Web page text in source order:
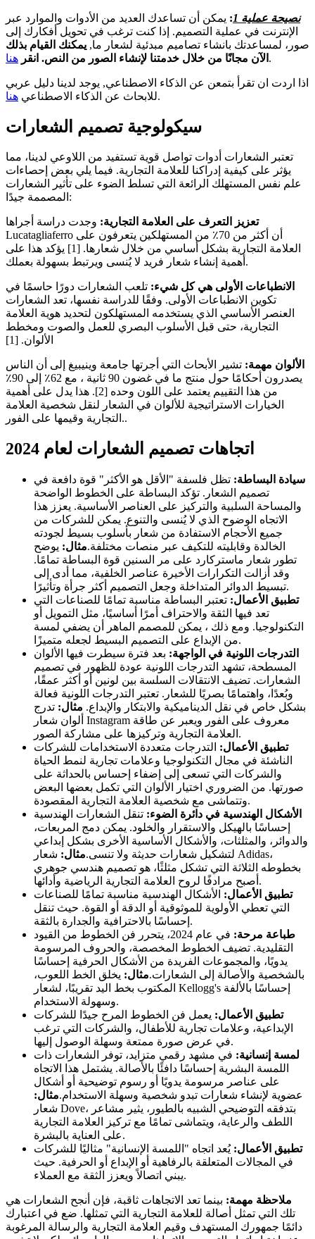
نصيحة عملية 1 : يمكن أن تساعدك العديد من الأدوات والموارد عبر
الإنترنت في عملية التصميم. إذا كنت ترغب في تحويل أفكارك إلى
صور، لمساعدتك بانشاء تصاميم مبدئية لشعار ما, يمكنك القيام بذلك
الآن مجانًا من خلال خدمتنا لإنشاء الصور من النص. انقر هنا .
اذا اردت ان تقرأ بتمعن عن الذكاء الاصطناعي, يوجد لدينا دليل عربي
للابحاث عن الذكاء الاصطناعي هنا .
سيكولوجية تصميم الشعارات
تعتبر الشعارات أدوات تواصل قوية تستفيد من اللاوعي لدينا، مما
يؤثر على كيفية إدراكنا للعلامة التجارية. فيما يلي بعض إحصاءات
علم نفس المستهلك الرائعة التي تسلط الضوء على تأثير الشعارات
المصممة جيدًا:
تعزيز التعرف على العلامة التجارية: وجدت دراسة أجراها
Lucatagliaferro أن أكثر من 70٪ من المستهلكين يتعرفون على
العلامة التجارية بشكل أساسي من خلال شعارها. [1] يؤكد هذا على
أهمية إنشاء شعار فريد لا يُنسى ويرتبط بسهولة بعملك.
الانطباعات الأولى هي كل شيء: تلعب الشعارات دورًا حاسمًا في
تكوين الانطباعات الأولى. وفقًا للدراسة نفسها، تعد الشعارات
العنصر الأساسي الذي يستخدمه المستهلكون لتحديد هوية العلامة
التجارية، حتى قبل الأسلوب البصري للعمل والصوت ومخطط
الألوان. [1]
الألوان مهمة: تشير الأبحاث التي أجرتها جامعة وينيبيغ إلى أن الناس
يصدرون أحكامًا حول منتج ما في غضون 90 ثانية ، مع 62٪ إلى 90٪
من هذا التقييم يعتمد على اللون وحده [2]. هذا يدل على أهمية
الخيارات الاستراتيجية للألوان في الشعار لنقل شخصية العلامة
التجارية وقيمها على الفور..
اتجاهات تصميم الشعارات لعام 2024
سيادة البساطة: تظل فلسفة "الأقل هو الأكثر" قوة دافعة في
تصميم الشعار. تؤكد البساطة على الخطوط الواضحة
والمساحة السلبية والتركيز على العناصر الأساسية. يعزز هذا
الاتجاه الوضوح الذي لا يُنسى والتنوع. يمكن للشركات من
جميع الأحجام الاستفادة من شعار بأسلوب بسيط لجودته
الخالدة وقابليته للتكيف عبر منصات مختلفة.مثال: يوضح
تطور شعار ماستركارد على مر السنين قوة البساطة تمامًا.
وقد أزالت التكرارات الأخيرة عناصر الخلفية، مما أدى إلى
تبسيط الدوائر المتداخلة وجعل التصميم أكثر جرأة وتأثيرًا.
تطبيق الأعمال: تعتبر البساطة مناسبة تمامًا للصناعات التي
تعد فيها الثقة والاحتراف أمرًا أساسيًا، مثل التمويل أو
التكنولوجيا. ومع ذلك ، يمكن للمصمم الماهر أن يضفي لمسة
من الإبداع على التصميم البسيط لجعله متميزًا.
التدرجات اللونية في الواجهة: بعد فترة سيطرت فيها الألوان
المسطحة، تشهد التدرجات اللونية عودة للظهور في تصميم
الشعارات. تضيف الانتقالات السلسة بين لونين أو أكثر عمقًا،
وبُعدًا، واهتمامًا بصريًا للشعار. تعتبر التدرجات اللونية فعالة
بشكل خاص في نقل الديناميكية والابتكار والإبداع. مثال: تدرج
ألوان شعار Instagram معروف على الفور ويعبر عن طاقة
العلامة التجارية وتركيزها على مشاركة الصور.
تطبيق الأعمال: التدرجات متعددة الاستخدامات للشركات
الناشئة في مجال التكنولوجيا وعلامات تجارية لنمط الحياة
والشركات التي تسعى إلى إضفاء إحساس بالحداثة على
صورتها. من الضروري اختيار الألوان التي تكمل بعضها البعض
وتتماشى مع شخصية العلامة التجارية المقصودة.
الأشكال الهندسية في دائرة الضوء: تنقل الشعارات الهندسية
إحساسًا بالهيكل والاستقرار والخلود. يمكن دمج المربعات،
والدوائر، والمثلثات، والأشكال الأساسية الأخرى بشكل إبداعي
لتشكيل شعارات حديثة ولا تنسى.مثال: شعار Adidas،
بخطوطه الثلاثة التي تشكل مثلثًا، هو تصميم هندسي جوهري
أصبح مرادفًا لروح العلامة التجارية الرياضية وأدائها.
تطبيق الأعمال: الأشكال الهندسية مناسبة تمامًا للصناعات
التي تعطي الأولوية للموثوقية أو الدقة أو القوة. حيث تنقل
إحساسًا بالاحترافية والجدارة بالثقة.
طباعة مرحة:
في عام 2024، يتحرر فن الخطوط من القيود
التقليدية. تضيف الخطوط المخصصة، والحروف المرسومة
يدويًا، والمجموعات الفريدة من الأشكال الحرفية إحساسًا
بالشخصية والأصالة إلى الشعارات.مثال: يخلق الخط اللعوب،
المكتوب بخط اليد تقريبًا، لشعار Kellogg's إحساسًا بالألفة
وسهولة الاستخدام.
تطبيق الأعمال: يعمل فن الخطوط المرح جيدًا للشركات
الإبداعية، وعلامات تجارية للأطفال، والشركات التي ترغب
في عرض صورة ممتعة وسهلة الوصول إليها.
لمسة إنسانية: في مشهد رقمي متزايد، توفر الشعارات ذات
اللمسة البشرية إحساسًا دافئًا بالأصالة. يشتمل هذا الاتجاه
على عناصر مرسومة يدويًا أو رسوم توضيحية أو أشكال
عضوية لإنشاء شعارات تبدو شخصية وسهلة الاستخدام.مثال:
شعار Dove، بتدفقه التوضيحي الشبيه بالطيور، يثير مشاعر
اللطف والرعاية، ويتماشى تمامًا مع تركيز العلامة التجارية
على العناية بالبشرة.
تطبيق الأعمال: يُعد اتجاه "اللمسة الإنسانية" مثاليًا للشركات
في المجالات المتعلقة بالرفاهية أو الإبداع أو الحرفية. حيث
يبني اتصالاً ويعزز الثقة مع العملاء.
ملاحظة مهمة: بينما تعد الاتجاهات ثاقبة، فإن أنجح الشعارات هي
تلك التي تمثل أصالة للعلامة التجارية التي تمثلها. ضع في اعتبارك
دائمًا جمهورك المستهدف وقيم العلامة التجارية والرسالة المرغوبة